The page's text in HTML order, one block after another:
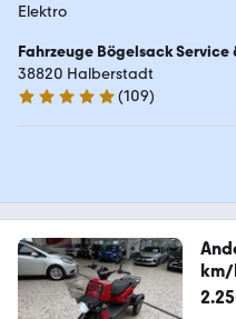
Elektro
Fahrzeuge Bögelsack Service
38820 Halberstadt
5 Sterne
(109)